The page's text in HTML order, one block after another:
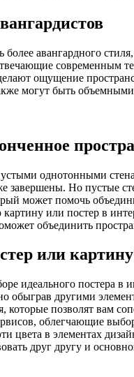
авангардного
современным
ощущение
могут быть
однотонными
завершены. Но пустые
может помочь
или постер в
объединить
или
идеального постера в
обыграв другими
которые позволят вам
облегчающие
цвета в элементах
друг другу и